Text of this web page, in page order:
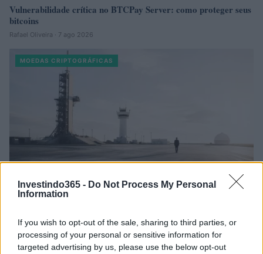
Investindo365 - Do Not Process My Personal
Information
If you wish to opt-out of the sale, sharing to third parties, or
processing of your personal or sensitive information for
targeted advertising by us, please use the below opt-out
Vulnerabilidade crítica no BTCPay Server: como proteger seus
bitcoins
Rafael Oliveira · 7 ago 2026
MOEDAS CRIPTOGRÁFICAS
SpaceX Aumenta Gastos com IA: O Que Isso Significa para o
Mercado
Beatriz Almeida · 7 ago 2026